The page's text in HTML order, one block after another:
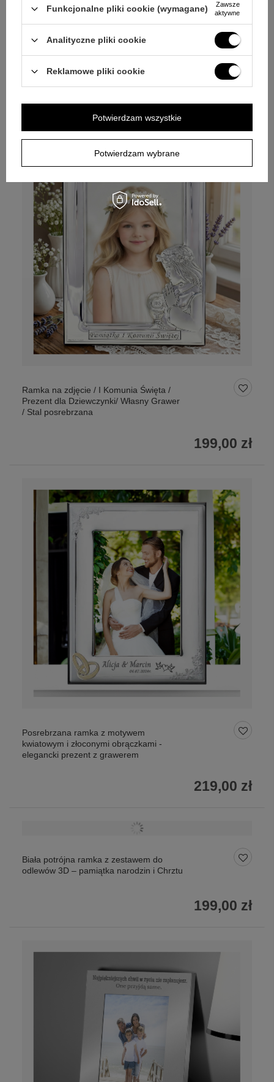
Ramka na zdjęcie / I Komunia Święta /
Prezent dla Dziewczynki/ Własny Grawer
/ Stal posrebrzana
199,00 zł
Ramka na zdjęcie / I Komunia Święta /
Prezent dla Dziewczynki/ Własny Grawer
/ Stal posrebrzana
199,00 zł
Posrebrzana ramka z motywem
kwiatowym i złoconymi obrączkami -
elegancki prezent z grawerem
219,00 zł
Biała potrójna ramka z zestawem do
odlewów 3D – pamiątka narodzin i Chrztu
199,00 zł
Funkcjonalne pliki cookie (wymagane)
Zawsze
aktywne
Analityczne pliki cookie
Reklamowe pliki cookie
Potwierdzam wybrane
Potwierdzam wszystkie